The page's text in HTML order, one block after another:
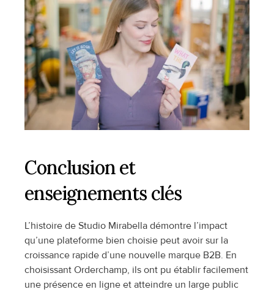
Conclusion et
enseignements clés
L’histoire de Studio Mirabella démontre l’impact
qu’une plateforme bien choisie peut avoir sur la
croissance rapide d’une nouvelle marque B2B. En
choisissant Orderchamp, ils ont pu établir facilement
une présence en ligne et atteindre un large public